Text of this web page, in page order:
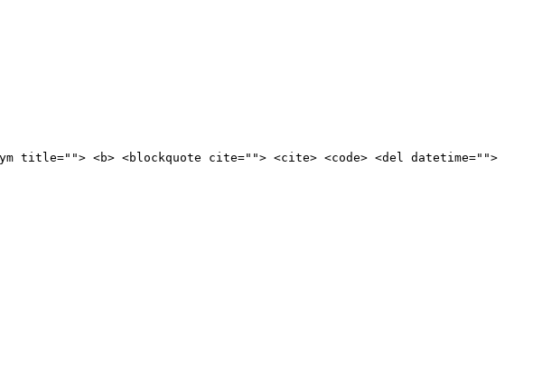
title=""> <b> <blockquote cite=""> <cite> <code> <del datetime="">